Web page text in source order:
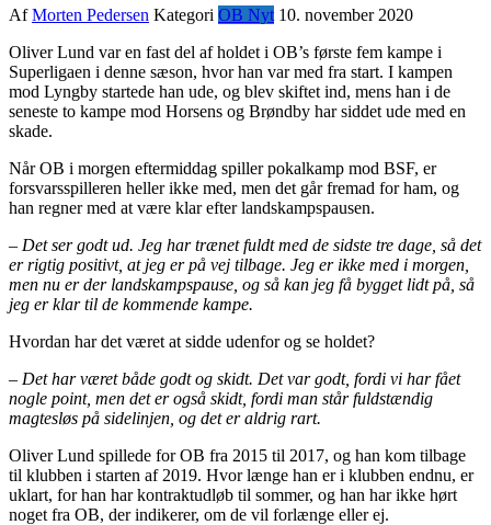
AfMorten Pedersen Kategori OB Nyt 10. november 2020
Oliver Lund var en fast del af holdet i OB’s første fem kampe i
Superligaen i denne sæson, hvor han var med fra start. I kampen
mod Lyngby startede han ude, og blev skiftet ind, mens han i de
seneste to kampe mod Horsens og Brøndby har siddet ude med en
skade.
Når OB i morgen eftermiddag spiller pokalkamp mod BSF, er
forsvarsspilleren heller ikke med, men det går fremad for ham, og
han regner med at være klar efter landskampspausen.
– Det ser godt ud. Jeg har trænet fuldt med de sidste tre dage, så det
er rigtig positivt, at jeg er på vej tilbage. Jeg er ikke med i morgen,
men nu er der landskampspause, og så kan jeg få bygget lidt på, så
jeg er klar til de kommende kampe.
Hvordan har det været at sidde udenfor og se holdet?
– Det har været både godt og skidt. Det var godt, fordi vi har fået
nogle point, men det er også skidt, fordi man står fuldstændig
magtesløs på sidelinjen, og det er aldrig rart.
Oliver Lund spillede for OB fra 2015 til 2017, og han kom tilbage
til klubben i starten af 2019. Hvor længe han er i klubben endnu, er
uklart, for han har kontraktudløb til sommer, og han har ikke hørt
noget fra OB, der indikerer, om de vil forlænge eller ej.